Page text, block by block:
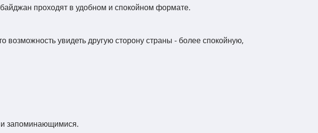
проходят в удобном и спокойном формате.
увидеть другую сторону страны - более спокойную,
запоминающимися.